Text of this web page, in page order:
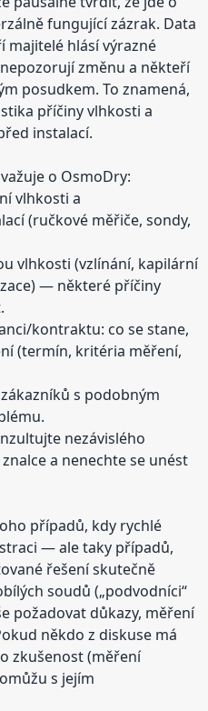
fungující zázrak. Data
majitelé hlásí výrazné
změnu a někteří
posudkem. To znamená,
příčiny vlhkosti a
instalací.
o OsmoDry:
vlhkosti a
(ručkové měřiče, sondy,
vlhkosti (vzlínání, kapilární
— některé příčiny
kontraktu: co se stane,
(termín, kritéria měření,
s podobným
nezávislého
a nenechte se unést
případů, kdy rychlé
— ale taky případů,
řešení skutečně
soudů („podvodníci“
požadovat důkazy, měření
někdo z diskuse má
zkušenost (měření
s jejím